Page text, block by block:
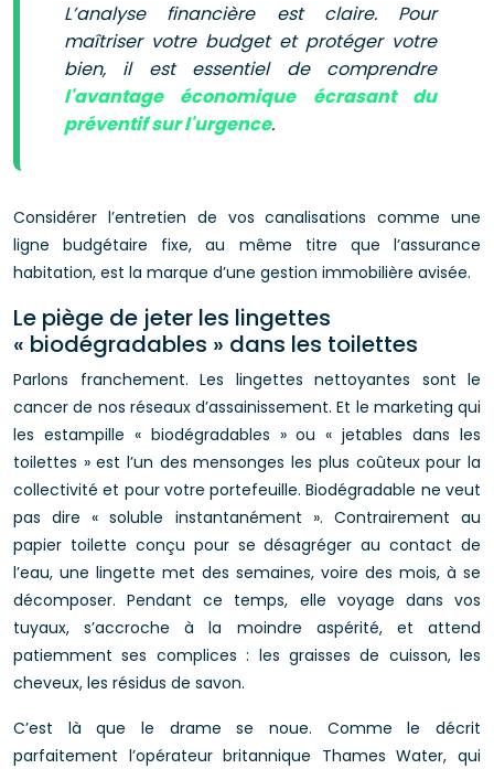
L’analyse financière est claire. Pour
maîtriser votre budget et protéger votre
bien, il est essentiel de comprendre
l'avantage économique écrasant du
préventif sur l'urgence.
Considérer l’entretien de vos canalisations comme une
ligne budgétaire fixe, au même titre que l’assurance
habitation, est la marque d’une gestion immobilière avisée.
Le piège de jeter les lingettes
« biodégradables » dans les toilettes
Parlons franchement. Les lingettes nettoyantes sont le
cancer de nos réseaux d’assainissement. Et le marketing qui
les estampille « biodégradables » ou « jetables dans les
toilettes » est l’un des mensonges les plus coûteux pour la
collectivité et pour votre portefeuille. Biodégradable ne veut
pas dire « soluble instantanément ». Contrairement au
papier toilette conçu pour se désagréger au contact de
l’eau, une lingette met des semaines, voire des mois, à se
décomposer. Pendant ce temps, elle voyage dans vos
tuyaux, s’accroche à la moindre aspérité, et attend
patiemment ses complices : les graisses de cuisson, les
cheveux, les résidus de savon.
C’est là que le drame se noue. Comme le décrit
parfaitement l’opérateur britannique Thames Water, qui